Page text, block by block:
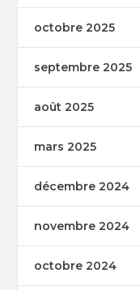
octobre 2025
septembre 2025
août 2025
mars 2025
décembre 2024
novembre 2024
octobre 2024